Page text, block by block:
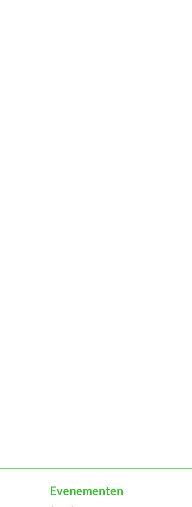
Evenementen